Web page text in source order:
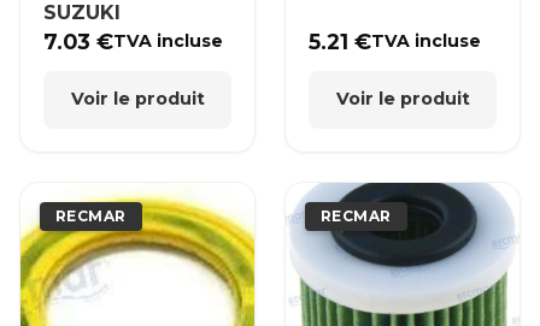
SUZUKI
7.03€TVA incluse
Voir le produit
5.21€TVA incluse
Voir le produit
RECMAR RECMAR